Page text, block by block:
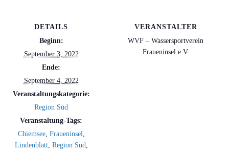
DETAILS
Beginn:
September 3, 2022
Ende:
September 4, 2022
Veranstaltungskategorie:
Region Süd
Veranstaltung-Tags:
Chiemsee, Fraueninsel,
Lindenblatt, Region Süd,
VERANSTALTER
WVF – Wassersportverein
Fraueninsel e.V.